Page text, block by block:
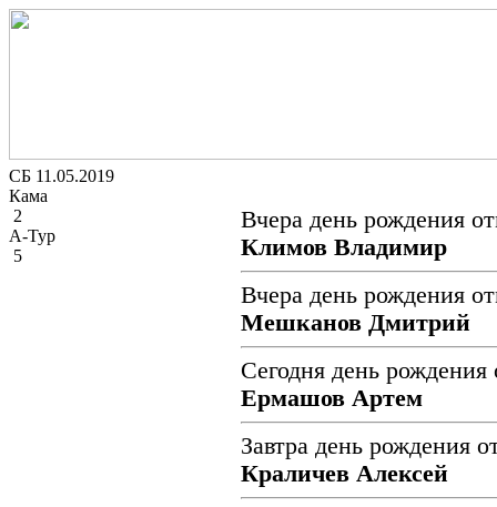
СБ 11.05.2019
Кама
2
А-Тур
5
Вчера день рождения
Климов Владимир
Вчера день рождения
Мешканов Дмитрий
Сегодня день рождения
Ермашов Артем
Завтра день рождения
Краличев Алексей